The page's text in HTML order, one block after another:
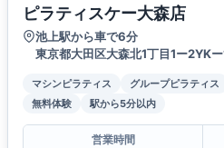
ピラティスケー大森店
池上駅から車で6分
東京都大田区大森北1丁目1ー2YK
マシンピラティス グループピラティス
無料体験
駅から5分以内
営業時間